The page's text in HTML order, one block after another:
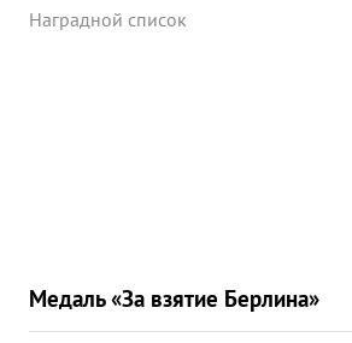
Наградной список
Медаль «За взятие Берлина»